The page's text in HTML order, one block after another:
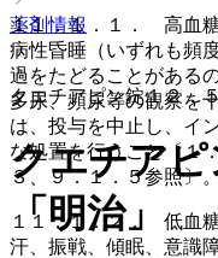
１１．１．１． 高血
病性昏睡（いずれも頻
過をたどることがある
多尿、頻尿等の観察を
は、投与を中止し、イ
な処置を行うこと〔１
３、９．１．５参照〕
１１．１．２． 低血
汗、振戦、傾眠、意識
薬剤情報
クエチアピン錠１２．
クエチアピ
「明治」